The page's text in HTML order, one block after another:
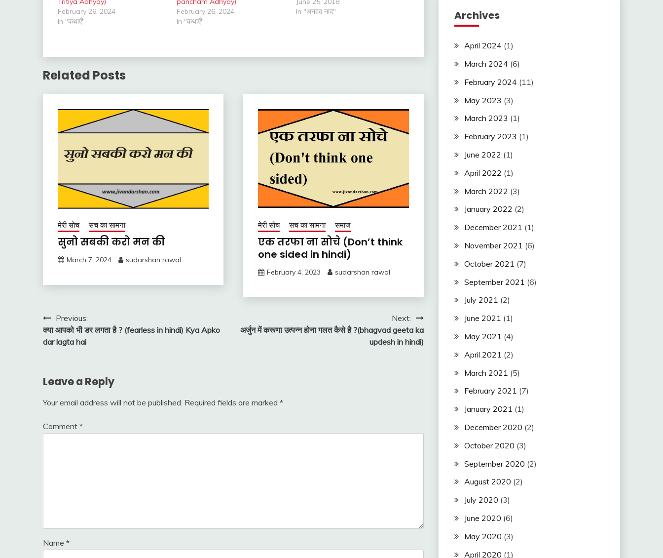
February 26, 2024
In "कथाएँ"
February 26, 2024
In "कथाएँ"
In "अनहद नाद"
Related Posts
मेरी सोच सच का सामना
सुनो सबकी करो मन की
March 7, 2024 sudarshan rawal
मेरी सोच सच का सामना समाज
एक तरफा ना सोचे (Don’t think
one sided in hindi)
February 4, 2023 sudarshan rawal
Post
navigation
Previous:
क्या आपको भी डर लगता है ? (fearless in hindi) Kya Apko
dar lagta hai
Next:
अर्जुन में करूणा उत्पन्न होना गलत कैसे है ?(bhagvad geeta ka
updesh in hindi)
Leave a Reply
Your email address will not be published. Required fields are marked *
Comment *
Name *
Archives
April 2024 (1)
March 2024 (6)
February 2024 (11)
May 2023 (3)
March 2023 (1)
February 2023 (1)
June 2022 (1)
April 2022 (1)
March 2022 (3)
January 2022 (2)
December 2021 (1)
November 2021 (6)
October 2021 (7)
September 2021 (6)
July 2021 (2)
June 2021 (1)
May 2021 (4)
April 2021 (2)
March 2021 (5)
February 2021 (7)
January 2021 (1)
December 2020 (2)
October 2020 (3)
September 2020 (2)
August 2020 (2)
July 2020 (3)
June 2020 (6)
May 2020 (3)
April 2020 (1)